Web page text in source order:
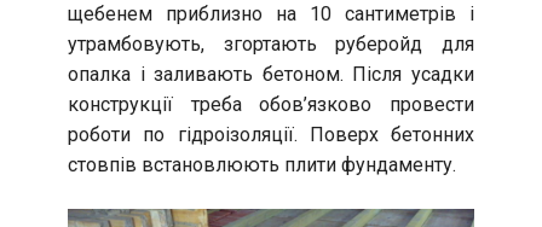
щебенем приблизно на 10 сантиметрів і
утрамбовують, згортають руберойд для
опалка і заливають бетоном. Після усадки
конструкції треба обов’язково провести
роботи по гідроізоляції. Поверх бетонних
стовпів встановлюють плити фундаменту.